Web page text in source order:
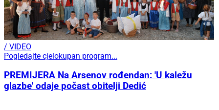
/ VIDEO
Pogledajte cjelokupan program...
PREMIJERA Na Arsenov rođendan: 'U kaležu
glazbe' odaje počast obitelji Dedić